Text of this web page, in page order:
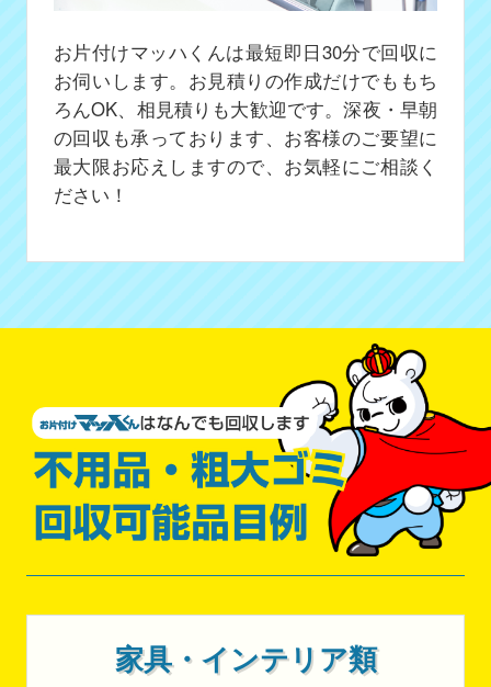
お片付けマッハくんは最短即日30分で回収に
お伺いします。お見積りの作成だけでももち
ろんOK、相見積りも大歓迎です。深夜・早朝
の回収も承っております、お客様のご要望に
最大限お応えしますので、お気軽にご相談く
ださい！
家具・インテリア類